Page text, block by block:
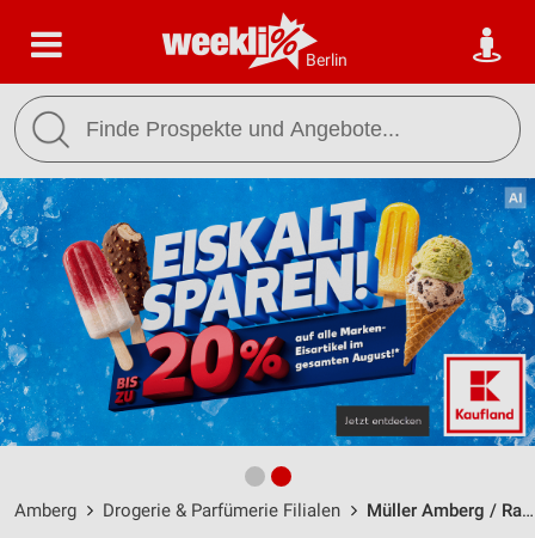
Berlin
Amberg Drogerie & Parfümerie Filialen Müller Amberg / Rathausstr. 2 - Öffnungszeiten & Adresse